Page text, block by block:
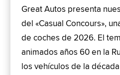
Great Autos presenta
del «Casual Concours»,
de coches de 2026. El
animados años 60 en la
los vehículos de la